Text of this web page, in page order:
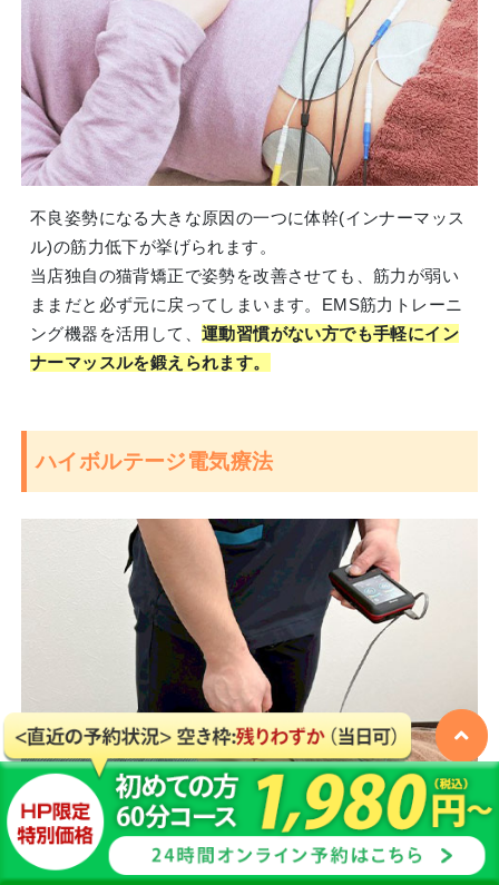
不良姿勢になる大きな原因の一つに体幹(インナーマッス
ル)の筋力低下が挙げられます。
当店独自の猫背矯正で姿勢を改善させても、筋力が弱い
ままだと必ず元に戻ってしまいます。EMS筋力トレーニ
ング機器を活用して、 運動習慣がない方でも手軽にイン
ナーマッスルを鍛えられます。
ハイボルテージ電気療法
痛みや不調を感じる箇所にピンポイントで高電圧(ハイボ